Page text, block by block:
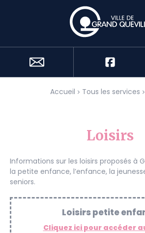
Accueil Tous les services
Loisirs
Informations sur les loisirs proposés à
la petite enfance, l’enfance, la
seniors.
Loisirs petite
Cliquez ici pour accéder